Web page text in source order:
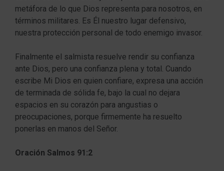
metáfora de lo que Dios representa para nosotros, en
términos militares. Es Él nuestro lugar defensivo,
nuestra protección personal de todo enemigo invasor.
Finalmente el salmista resuelve rendir su confianza
ante Dios, pero una confianza plena y total. Cuando
escribe Mi Dios en quien confiare, expresa una acción
de terminada de sólida fe, bajo la cual no dejara
espacios en su corazón para angustias o
preocupaciones, porque firmemente ha resuelto
ponerlas en manos del Señor.
Oración Salmos 91:2